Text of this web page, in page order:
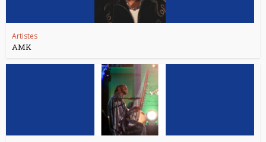
Artistes
AMK